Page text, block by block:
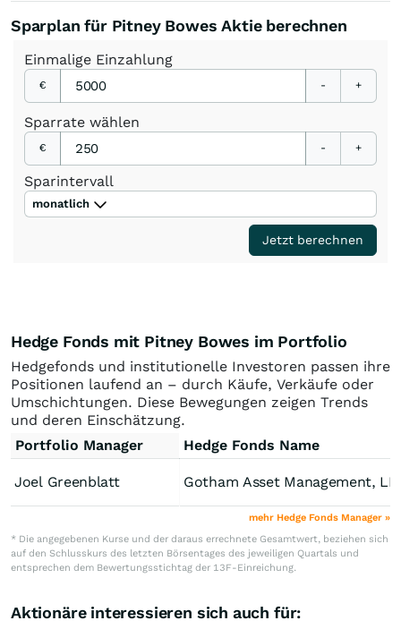
Sparplan für Pitney Bowes Aktie berechnen
Einmalige Einzahlung
€ - +
Sparrate wählen
€ - +
Sparintervall
monatlich
Jetzt berechnen
Hedge Fonds mit Pitney Bowes im Portfolio
Hedgefonds und institutionelle Investoren passen ihre
Positionen laufend an – durch Käufe, Verkäufe oder
Umschichtungen. Diese Bewegungen zeigen Trends
und deren Einschätzung.
Portfolio Manager
Hedge Fonds Name
Joel Greenblatt Gotham Asset Management,
mehr Hedge Fonds Manager »
* Die angegebenen Kurse und der daraus errechnete Gesamtwert, beziehen sich
auf den Schlusskurs des letzten Börsentages des jeweiligen Quartals und
entsprechen dem Bewertungsstichtag der 13F-Einreichung.
Aktionäre interessieren sich auch für: